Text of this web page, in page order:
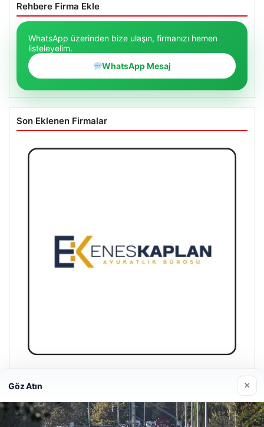
Rehbere Firma Ekle
WhatsApp üzerinden bize ulaşın, firmanızı hemen
listeleyelim.
WhatsApp Mesaj
Son Eklenen Firmalar
Enes Kaplan Avukatlık Bürosu
Göz Atın ×